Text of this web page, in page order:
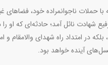
ناجوانمراده خود، فضاهای
شهادت نائل آمد؛ حادثه‌ای که او
در امتداد راه شهدای والامقام
آینده خواهد بود.